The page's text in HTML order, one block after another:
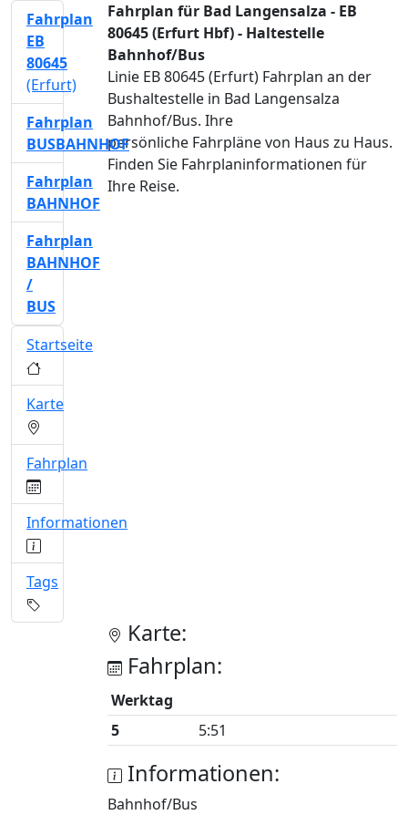
Fahrplan für Bad Langensalza - EB
80645 (Erfurt Hbf) - Haltestelle
Bahnhof/Bus
Linie EB 80645 (Erfurt) Fahrplan an der
Bushaltestelle in Bad Langensalza
Bahnhof/Bus. Ihre
persönliche Fahrpläne von Haus zu Haus.
Finden Sie Fahrplaninformationen für
Ihre Reise.
Karte:
Fahrplan:
Werktag
5
5:51
Informationen:
Bahnhof/Bus
Fahrplan
EB
80645
(Erfurt)
Fahrplan
BUSBAHNHOF
Fahrplan
BAHNHOF
Fahrplan
BAHNHOF
/
BUS
Startseite
Karte
Fahrplan
Informationen
Tags